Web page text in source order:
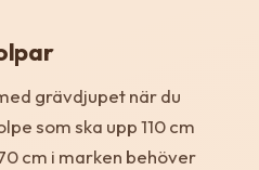
grävdjupet när du
som ska upp 110 cm
cm i marken behöver